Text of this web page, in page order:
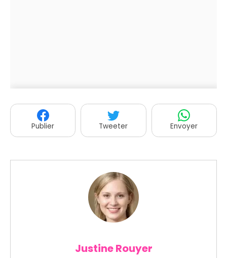
Publier Tweeter Envoyer
Justine Rouyer